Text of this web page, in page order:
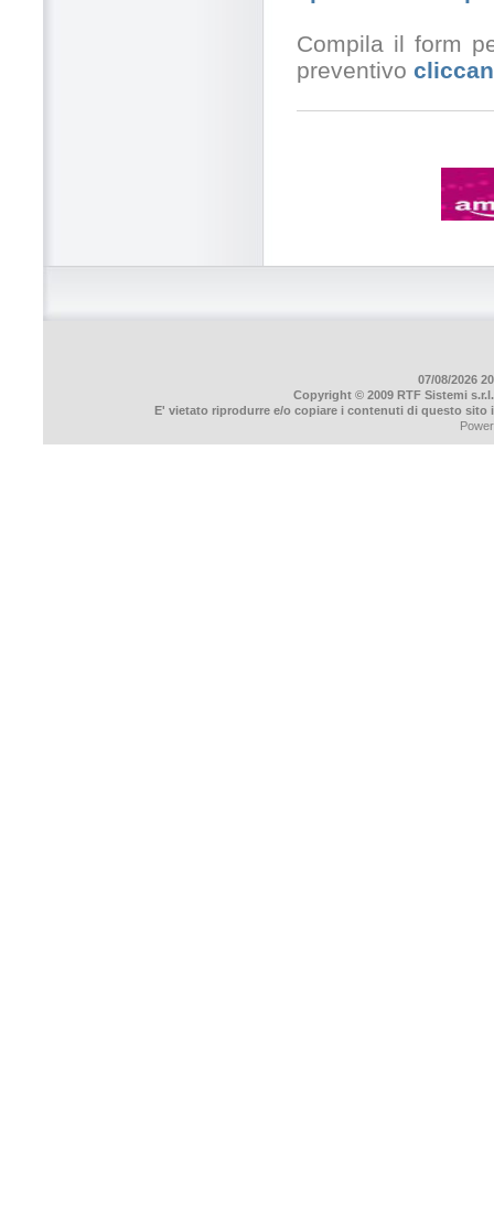
Compila il form
preventivo
07/08/2026
Copyright © 2009 RTF Sistemi
E' vietato riprodurre e/o copiare i contenuti di questo